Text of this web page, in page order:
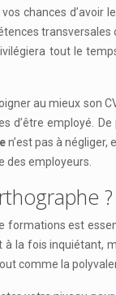
chances
tout le
au mieux son
d’être employé.
n’est pas à négliger,
des employeurs.
?
formations est
à la fois
comme la